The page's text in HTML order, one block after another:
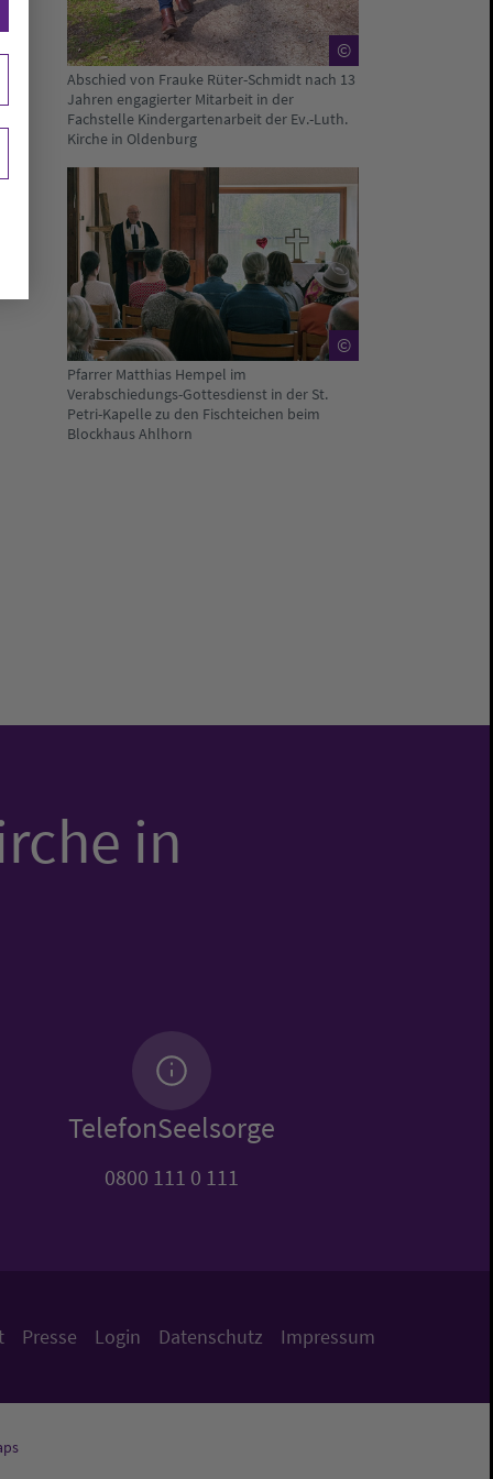
©
Abschied von Frauke Rüter-Schmidt nach 13
Jahren engagierter Mitarbeit in der
Fachstelle Kindergartenarbeit der Ev.-Luth.
Kirche in Oldenburg
©
Pfarrer Matthias Hempel im
Verabschiedungs-Gottesdienst in der St.
Petri-Kapelle zu den Fischteichen beim
Blockhaus Ahlhorn
in
TelefonSeelsorge
0800 111 0 111
Presse Login Datenschutz Impressum